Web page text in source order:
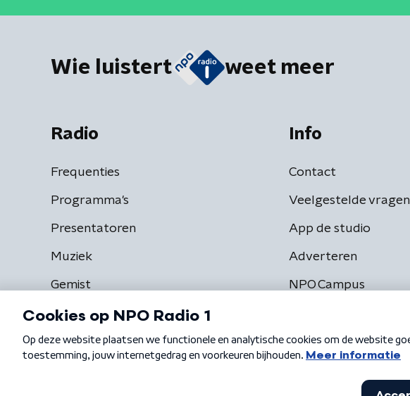
Wie luistert weet meer
Radio
Frequenties
Programma's
Presentatoren
Muziek
Gemist
Info
Contact
Veelgestelde vragen
App de studio
Adverteren
NPO Campus
Algemene voorwaarden Privacybeleid